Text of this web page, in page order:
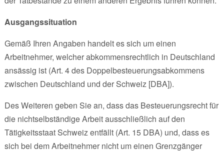
Ausgangssituation
Gemäß Ihren Angaben handelt es sich um einen
Arbeitnehmer, welcher abkommensrechtlich in Deutschland
ansässig ist (Art. 4 des Doppelbesteuerungsabkommens
zwischen Deutschland und der Schweiz [DBA]).
Des Weiteren geben Sie an, dass das Besteuerungsrecht für
die nichtselbständige Arbeit ausschließlich auf den
Tätigkeitsstaat Schweiz entfällt (Art. 15 DBA) und, dass es
sich bei dem Arbeitnehmer nicht um einen Grenzgänger